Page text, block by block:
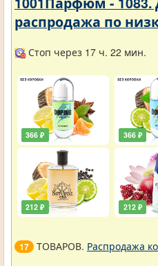
распродажа по
Стоп через 17 ч. 22 мин.
366 ₽
212 ₽
366 ₽
212 ₽
17 ТОВАРОВ. Распродажа